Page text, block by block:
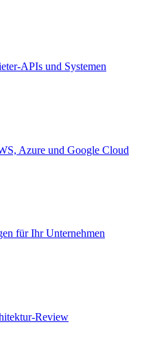
APIs und Systemen
Azure und Google Cloud
für Ihr Unternehmen
Review